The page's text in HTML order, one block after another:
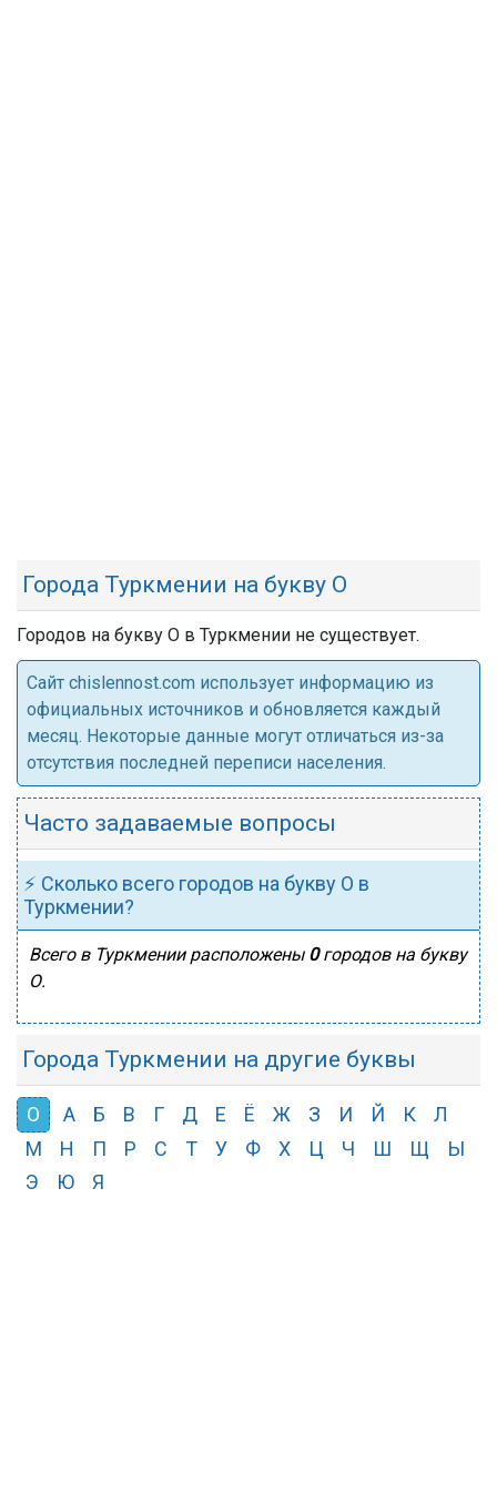
Города Туркмении на букву О
Городов на букву О в Туркмении не существует.
Cайт chislennost.com использует информацию из
официальных источников и обновляется каждый
месяц. Некоторые данные могут отличаться из-за
отсутствия последней переписи населения.
Часто задаваемые вопросы
⚡ Сколько всего городов на букву О в
Туркмении?
Всего в Туркмении расположены 0городов на букву
О.
Города Туркмении на другие буквы
О А Б В Г Д Е Ё Ж З И Й К
Л
М
Н П Р С Т У Ф Х Ц Ч Ш Щ
Ы
Э
Ю Я